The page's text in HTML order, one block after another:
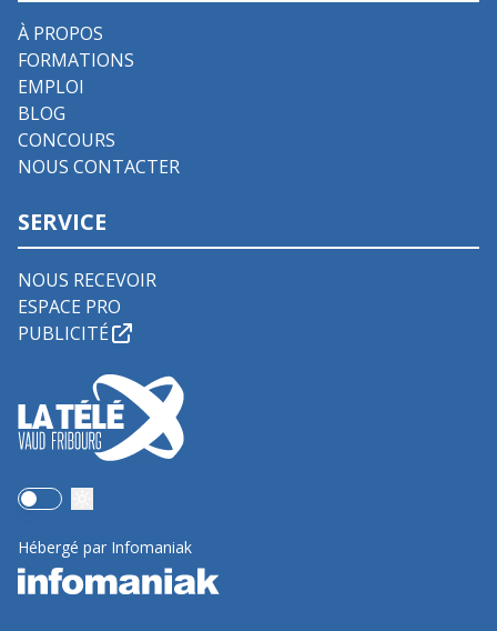
À PROPOS
FORMATIONS
EMPLOI
BLOG
CONCOURS
NOUS CONTACTER
SERVICE
NOUS RECEVOIR
ESPACE PRO
PUBLICITÉ
Use setting
Hébergé par Infomaniak